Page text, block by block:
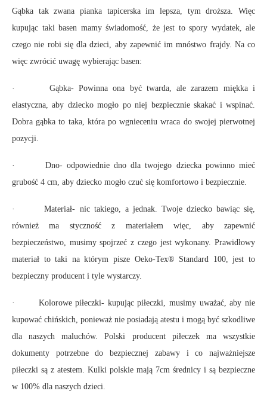
Gąbka tak zwana pianka tapicerska im lepsza, tym droższa. Więc
kupując taki basen mamy świadomość, że jest to spory wydatek, ale
czego nie robi się dla dzieci, aby zapewnić im mnóstwo frajdy. Na co
więc zwrócić uwagę wybierając basen:
· Gąbka- Powinna ona być twarda, ale zarazem miękka i
elastyczna, aby dziecko mogło po niej bezpiecznie skakać i wspinać.
Dobra gąbka to taka, która po wgnieceniu wraca do swojej pierwotnej
pozycji.
· Dno- odpowiednie dno dla twojego dziecka powinno mieć
grubość 4 cm, aby dziecko mogło czuć się komfortowo i bezpiecznie.
· Materiał- nic takiego, a jednak. Twoje dziecko bawiąc się,
również ma styczność z materiałem więc, aby zapewnić
bezpieczeństwo, musimy spojrzeć z czego jest wykonany. Prawidłowy
materiał to taki na którym pisze Oeko-Tex® Standard 100, jest to
bezpieczny producent i tyle wystarczy.
· Kolorowe piłeczki- kupując piłeczki, musimy uważać, aby nie
kupować chińskich, ponieważ nie posiadają atestu i mogą być szkodliwe
dla naszych maluchów. Polski producent piłeczek ma wszystkie
dokumenty potrzebne do bezpiecznej zabawy i co najważniejsze
piłeczki są z atestem. Kulki polskie mają 7cm średnicy i są bezpieczne
w 100% dla naszych dzieci.